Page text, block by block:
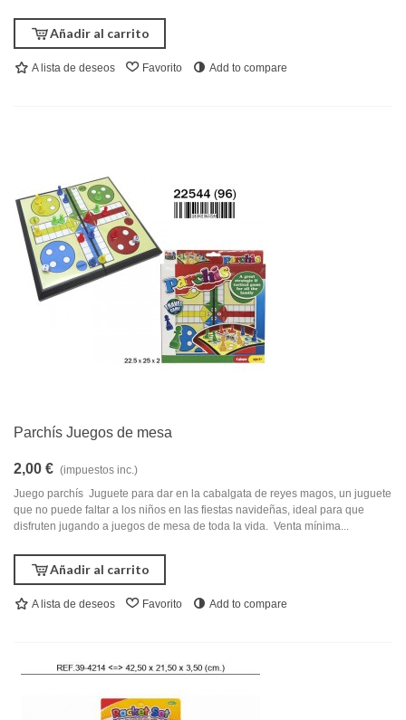
Añadir al carrito
A lista de deseos Favorito Add to compare
Parchís Juegos de mesa
2,00 € (impuestos inc.)
Juego parchís Juguete para dar en la cabalgata de reyes magos, un juguete
que no puede faltar a los niños en las fiestas navideñas, ideal para que
disfruten jugando a juegos de mesa de toda la vida. Venta mínima...
Añadir al carrito
A lista de deseos Favorito Add to compare